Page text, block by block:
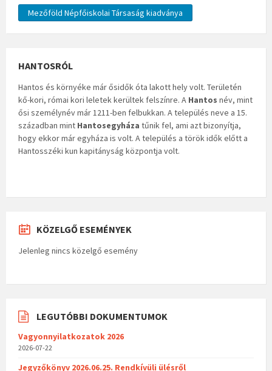
Mezőföld Népfőiskolai Társaság kiadványa
HANTOSRÓL
Hantos és környéke már ősidők óta lakott hely volt. Területén
kő-kori, római kori leletek kerültek felszínre. A Hantos név, mint
ősi személynév már 1211-ben felbukkan. A település neve a 15.
században mint Hantosegyháza tűnik fel, ami azt bizonyítja,
hogy ekkor már egyháza is volt. A település a török idők előtt a
Hantosszéki kun kapitányság központja volt.
KÖZELGŐ ESEMÉNYEK
Jelenleg nincs közelgő esemény
LEGUTÓBBI DOKUMENTUMOK
Vagyonnyilatkozatok 2026
2026-07-22
Jegyzőkönyv 2026.06.25. Rendkívüli ülésről